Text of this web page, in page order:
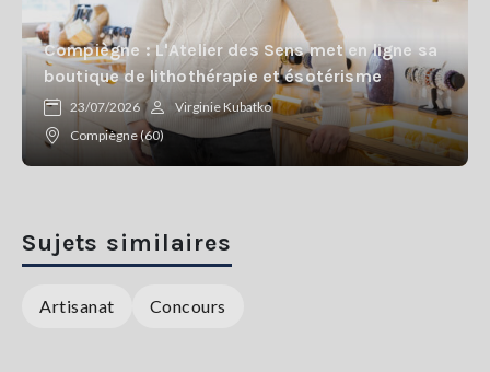
Compiègne : L'Atelier des Sens met en ligne sa
boutique de lithothérapie et ésotérisme
23/07/2026
Virginie Kubatko
Compiègne (60)
Sujets similaires
Artisanat Concours